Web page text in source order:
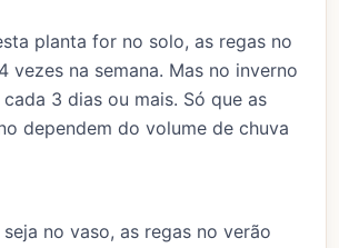
planta for no solo, as regas no
vezes na semana. Mas no inverno
3 dias ou mais. Só que as
dependem do volume de chuva
no vaso, as regas no verão